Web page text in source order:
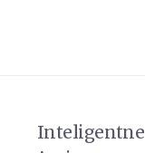
Inteligentne